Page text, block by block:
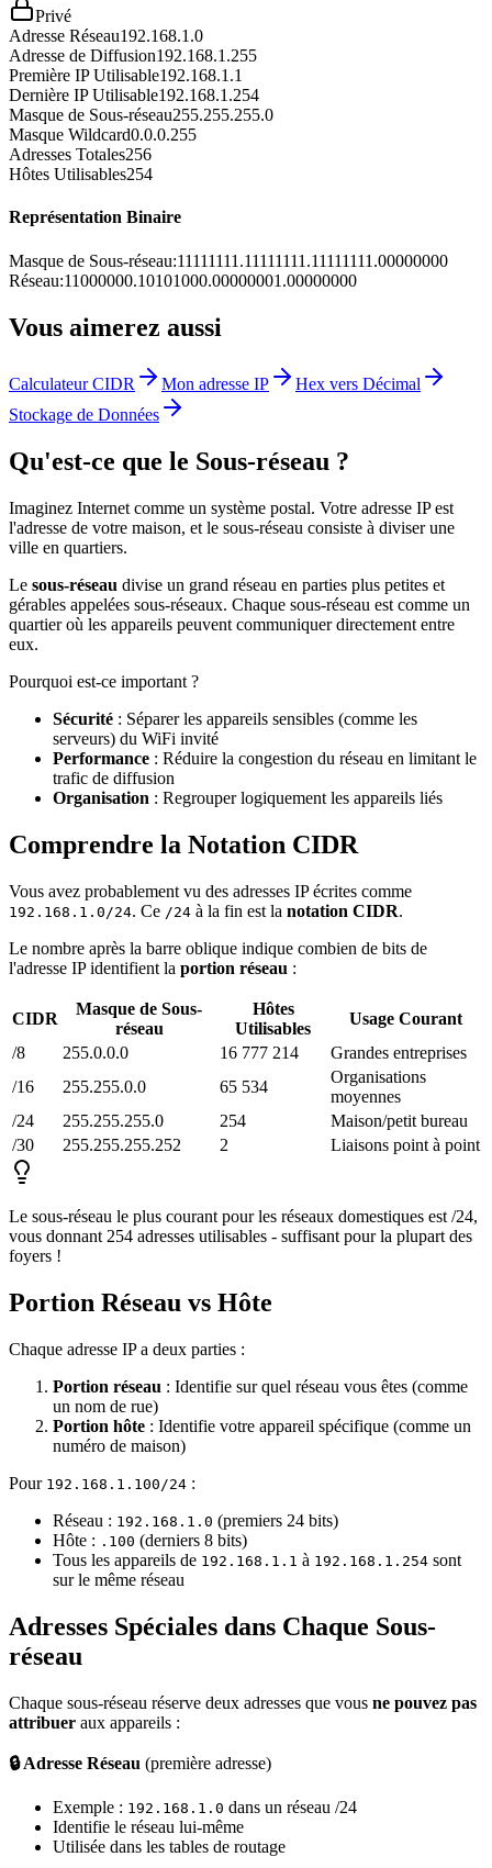
Privé
Adresse Réseau192.168.1.0
Adresse de Diffusion192.168.1.255
Première IP Utilisable192.168.1.1
Dernière IP Utilisable192.168.1.254
Masque de Sous-réseau255.255.255.0
Masque Wildcard0.0.0.255
Adresses Totales256
Hôtes Utilisables254
Représentation Binaire
Masque de Sous-réseau:11111111.11111111.11111111.00000000
Réseau:11000000.10101000.00000001.00000000
Vous aimerez aussi
Calculateur CIDR Mon adresse IP
Hex vers Décimal
Stockage de Données
Qu'est-ce que le Sous-réseau ?
Imaginez Internet comme un système postal. Votre adresse IP est
l'adresse de votre maison, et le sous-réseau consiste à diviser une
ville en quartiers.
Le sous-réseau divise un grand réseau en parties plus petites et
gérables appelées sous-réseaux. Chaque sous-réseau est comme un
quartier où les appareils peuvent communiquer directement entre
eux.
Pourquoi est-ce important ?
Sécurité : Séparer les appareils sensibles (comme les
serveurs) du WiFi invité
Performance : Réduire la congestion du réseau en limitant le
trafic de diffusion
Organisation : Regrouper logiquement les appareils liés
Comprendre la Notation CIDR
Vous avez probablement vu des adresses IP écrites comme
192.168.1.0/24. Ce /24 à la fin est la notation CIDR.
Le nombre après la barre oblique indique combien de bits de
l'adresse IP identifient la portion réseau :
CIDR
Masque de Sous-
réseau
Hôtes
Utilisables
Usage Courant
/8
255.0.0.0 16 777 214
Grandes entreprises
/16
255.255.0.0 65 534
Organisations
moyennes
/24
255.255.255.0 254
Maison/petit bureau
/30
255.255.255.252 2 Liaisons point à point
Le sous-réseau le plus courant pour les réseaux domestiques est /24,
vous donnant 254 adresses utilisables - suffisant pour la plupart des
foyers !
Portion Réseau vs Hôte
Chaque adresse IP a deux parties :
Portion réseau : Identifie sur quel réseau vous êtes (comme
un nom de rue)
Portion hôte : Identifie votre appareil spécifique (comme un
numéro de maison)
Pour 192.168.1.100/24 :
Réseau : 192.168.1.0 (premiers 24 bits)
Hôte : .100 (derniers 8 bits)
Tous les appareils de 192.168.1.1 à 192.168.1.254 sont
sur le même réseau
Adresses Spéciales dans Chaque Sous-
réseau
Chaque sous-réseau réserve deux adresses que vous ne pouvez pas
attribuer aux appareils :
🔒 Adresse Réseau (première adresse)
Exemple : 192.168.1.0 dans un réseau /24
Identifie le réseau lui-même
Utilisée dans les tables de routage